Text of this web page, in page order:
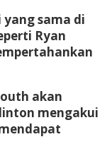
yang sama di
Ryan
akan
mengakui